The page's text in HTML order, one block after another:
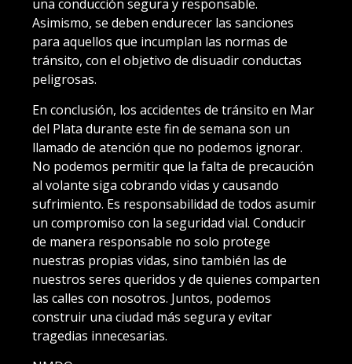
una conducción segura y responsable.
Asimismo, se deben endurecer las sanciones
para aquellos que incumplan las normas de
tránsito, con el objetivo de disuadir conductas
peligrosas.
En conclusión, los accidentes de tránsito en Mar
del Plata durante este fin de semana son un
llamado de atención que no podemos ignorar.
No podemos permitir que la falta de precaución
al volante siga cobrando vidas y causando
sufrimiento. Es responsabilidad de todos asumir
un compromiso con la seguridad vial. Conducir
de manera responsable no solo protege
nuestras propias vidas, sino también las de
nuestros seres queridos y de quienes comparten
las calles con nosotros. Juntos, podemos
construir una ciudad más segura y evitar
tragedias innecesarias.